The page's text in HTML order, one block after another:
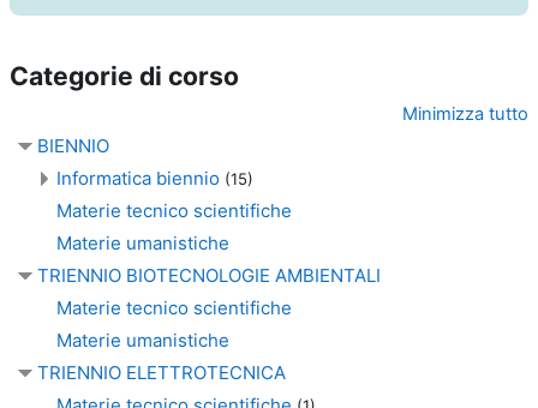
Categorie di corso
Minimizza tutto
BIENNIO
Informatica biennio (15)
Materie tecnico scientifiche
Materie umanistiche
TRIENNIO BIOTECNOLOGIE AMBIENTALI
Materie tecnico scientifiche
Materie umanistiche
TRIENNIO ELETTROTECNICA